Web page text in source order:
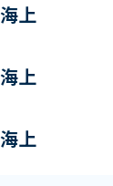
海上
海上
海上